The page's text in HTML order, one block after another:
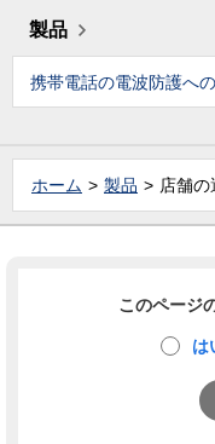
製品
携帯電話の電波防護へ
ホーム 製品 店舗の
このページ
は